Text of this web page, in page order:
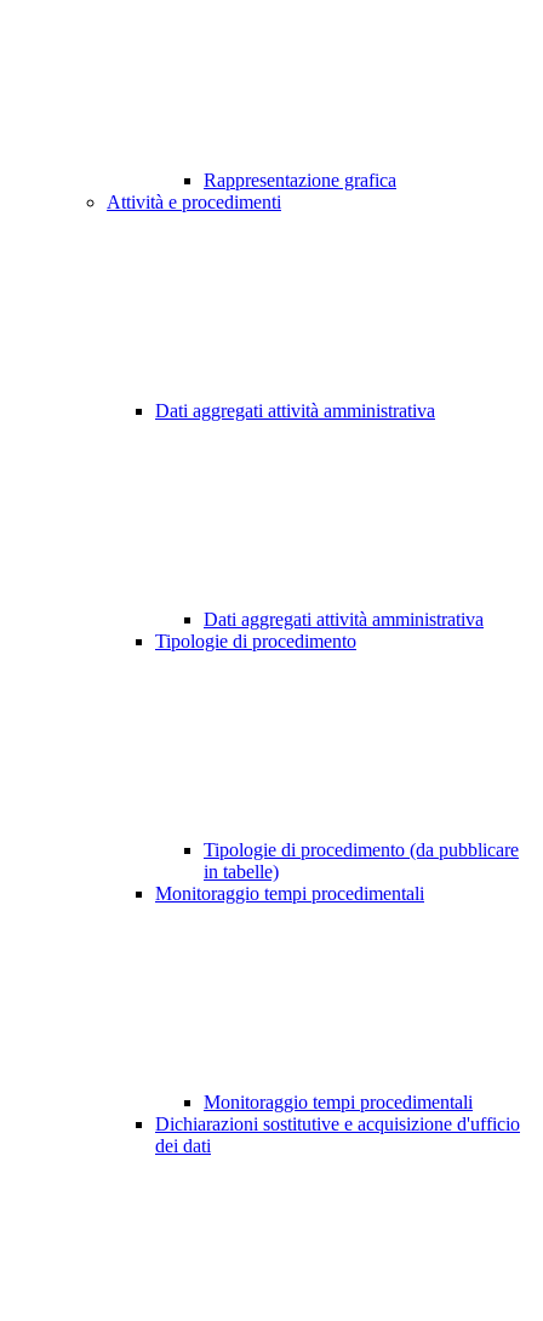
Rappresentazione grafica
Attività e procedimenti
Dati aggregati attività amministrativa
Dati aggregati attività amministrativa
Tipologie di procedimento
Tipologie di procedimento (da pubblicare
in tabelle)
Monitoraggio tempi procedimentali
Monitoraggio tempi procedimentali
Dichiarazioni sostitutive e acquisizione d'ufficio
dei dati